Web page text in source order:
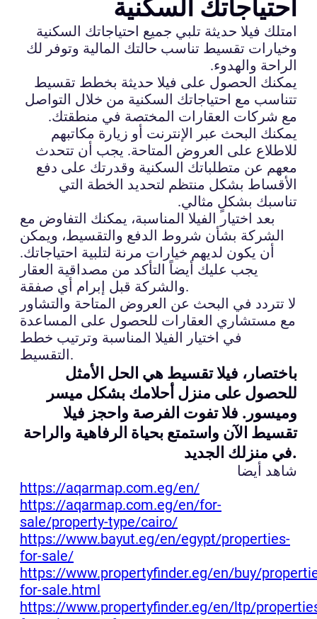
احتياجاتك السكنية
امتلك فيلا حديثة تلبي جميع احتياجاتك السكنية
وخيارات تقسيط تناسب حالتك المالية وتوفر لك
الراحة والهدوء.
يمكنك الحصول على فيلا حديثة بخطط تقسيط
تتناسب مع احتياجاتك السكنية من خلال التواصل
مع شركات العقارات المختصة في منطقتك.
يمكنك البحث عبر الإنترنت أو زيارة مكاتبهم
للاطلاع على العروض المتاحة. يجب أن تتحدث
معهم عن متطلباتك السكنية وقدرتك على دفع
الأقساط بشكل منتظم لتحديد الخطة التي
تناسبك بشكلٍ مثالي.
بعد اختيار الفيلا المناسبة، يمكنك التفاوض مع
الشركة بشأن شروط الدفع والتقسيط، ويمكن
أن يكون لديهم خيارات مرنة لتلبية احتياجاتك.
يجب عليك أيضاً التأكد من مصداقية العقار
والشركة قبل إبرام أي صفقة.
لا تتردد في البحث عن العروض المتاحة والتشاور
مع مستشاري العقارات للحصول على المساعدة
في اختيار الفيلا المناسبة وترتيب خطط
التقسيط.
باختصار، فيلا تقسيط هي الحل الأمثل
للحصول على منزل أحلامك بشكل ميسر
وميسور. فلا تفوت الفرصة واحجز فيلا
تقسيط الآن واستمتع بحياة الرفاهية والراحة
في منزلك الجديد.
شاهد أيضا
https://aqarmap.com.eg/en/
https://aqarmap.com.eg/en/for-
sale/property-type/cairo/
https://www.bayut.eg/en/egypt/properties-
for-sale/
https://www.propertyfinder.eg/en/buy/
for-sale.html
https://www.propertyfinder.eg/en/ltp/